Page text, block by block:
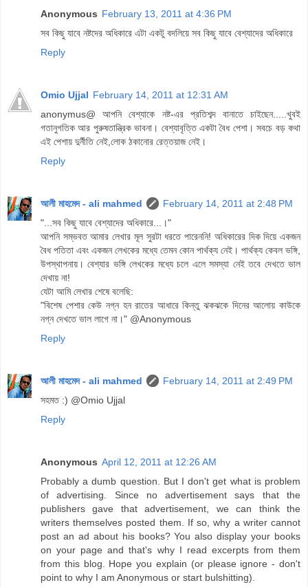
Anonymous February 13, 2011 at 4:36 PM
সব কিছু যাবে নষ্টদের অধিকারে এটা একটু বদলিয়ে সব কিছু যাবে বেশ্যাদের অধিকারে
Reply
Omio Ujjal February 14, 2011 at 12:31 AM
anonymus@ আপনি বেশ্যাকে নষ্ট-এর প্রতিশব্দ বানাতে চাইছেন.....খুবই
গতানুগতিক আর পুরুষতান্ত্রিক ভাবনা। বেশ্যাবৃত্তি একটা বৈধ পেশা। সবচে বড় কথা
এই পেশায় দুর্নীতি নেই,লোক ঠকানোর রেত্তয়াজ নেই।
Reply
আলী মাহমেদ - ali mahmed
February 14, 2011 at 2:48 PM
"...সব কিছু যাবে বেশ্যাদের অধিকারে...।"
আপনি সম্ভবত আমার লেখার মূল সুরটা ধরতে পারেননি! অধিকারের দিক দিয়ে একজন
বৈধ পতিতা এবং একজন লেখকের মধ্যে তেমন কোন পার্থক্য নেই। পার্থক্য কেবল ভঙ্গি,
উপস্থাপনায়। বেশ্যার ভঙ্গি লেখকের মধ্যে চলে এলে সমস্যা নেই তবে দেখতে ভাল
দেখায় না!
যেটা আমি লেখার শেষে বলেছি:
"বিশেষ পেশার কেউ নগ্ন হন রাতের আধারে কিন্তু ঝকঝকে দিনের আলোয় কাউকে
নগ্ন দেখতে ভাল লাগে না।" @Anonymous
Reply
আলী মাহমেদ - ali mahmed
February 14, 2011 at 2:49 PM
সহমত :) @Omio Ujjal
Reply
Anonymous April 12, 2011 at 12:26 AM
Probably a dumb question. But I don't get what is problem
of advertising. Since no advertisement says that the
publishers gave that advertisement, we can think the
writers themselves posted them. If so, why a writer cannot
post an ad about his books? You also display your books
on your page and that's why I read excerpts from them
from this blog. Hope you explain (or please ignore - don't
point to why I am Anonymous or start bulshitting).